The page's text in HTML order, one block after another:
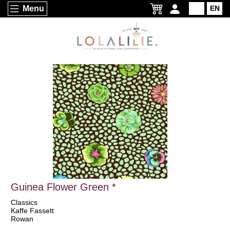
Menu EN
Guinea Flower Green *
Classics
Kaffe Fassett
Rowan